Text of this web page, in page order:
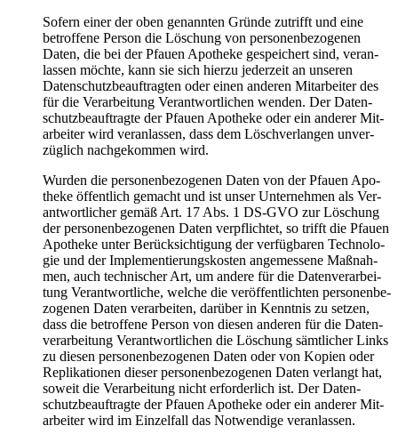
Sofern einer der oben genann­ten Grün­de zutrifft und eine
betrof­fe­ne Per­son die Löschung von per­so­nen­be­zo­ge­nen
Daten, die bei der Pfau­en Apo­the­ke gespei­chert sind, ver­an­
las­sen möch­te, kann sie sich hier­zu jeder­zeit an unse­ren
Daten­schutz­be­auf­trag­ten oder einen ande­ren Mit­ar­bei­ter des
für die Ver­ar­bei­tung Ver­ant­wort­li­chen wen­den. Der Daten­
schutz­be­auf­trag­te der Pfau­en Apo­the­ke oder ein ande­rer Mit­
ar­bei­ter wird ver­an­las­sen, dass dem Lösch­ver­lan­gen unver­
züg­lich nach­ge­kom­men wird.
Wur­den die per­so­nen­be­zo­ge­nen Daten von der Pfau­en Apo­
the­ke öffent­lich gemacht und ist unser Unter­neh­men als Ver­
ant­wort­li­cher gemäß Art. 17 Abs. 1 DS-GVO zur Löschung
der per­so­nen­be­zo­ge­nen Daten ver­pflich­tet, so trifft die Pfau­en
Apo­the­ke unter Berück­sich­ti­gung der ver­füg­ba­ren Tech­no­lo­
gie und der Imple­men­tie­rungs­kos­ten ange­mes­se­ne Maß­nah­
men, auch tech­ni­scher Art, um ande­re für die Daten­ver­ar­bei­
tung Ver­ant­wort­li­che, wel­che die ver­öf­fent­lich­ten per­so­nen­be­
zo­ge­nen Daten ver­ar­bei­ten, dar­über in Kennt­nis zu set­zen,
dass die betrof­fe­ne Per­son von die­sen ande­ren für die Daten­
ver­ar­bei­tung Ver­ant­wort­li­chen die Löschung sämt­li­cher Links
zu die­sen per­so­nen­be­zo­ge­nen Daten oder von Kopien oder
Repli­ka­tio­nen die­ser per­so­nen­be­zo­ge­nen Daten ver­langt hat,
soweit die Ver­ar­bei­tung nicht erfor­der­lich ist. Der Daten­
schutz­be­auf­trag­te der Pfau­en Apo­the­ke oder ein ande­rer Mit­
ar­bei­ter wird im Ein­zel­fall das Not­wen­di­ge veranlassen.